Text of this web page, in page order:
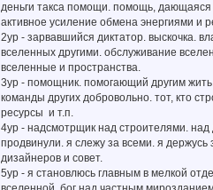
деньги такса помощи. помощь,
активное усиление обмена энергиями и
2ур - зарвавшийся диктатор. выскочка.
вселенных другими. обслуживание
вселенные и пространства.
3ур - помощник. помогающий другим
команды других добровольно. тот, кто
ресурсы и т.п.
4ур - надсмотрщик над строителями.
продвинули. я слежу за всеми. я
дизайнеров и совет.
5ур - я становлюсь главным в мелкой